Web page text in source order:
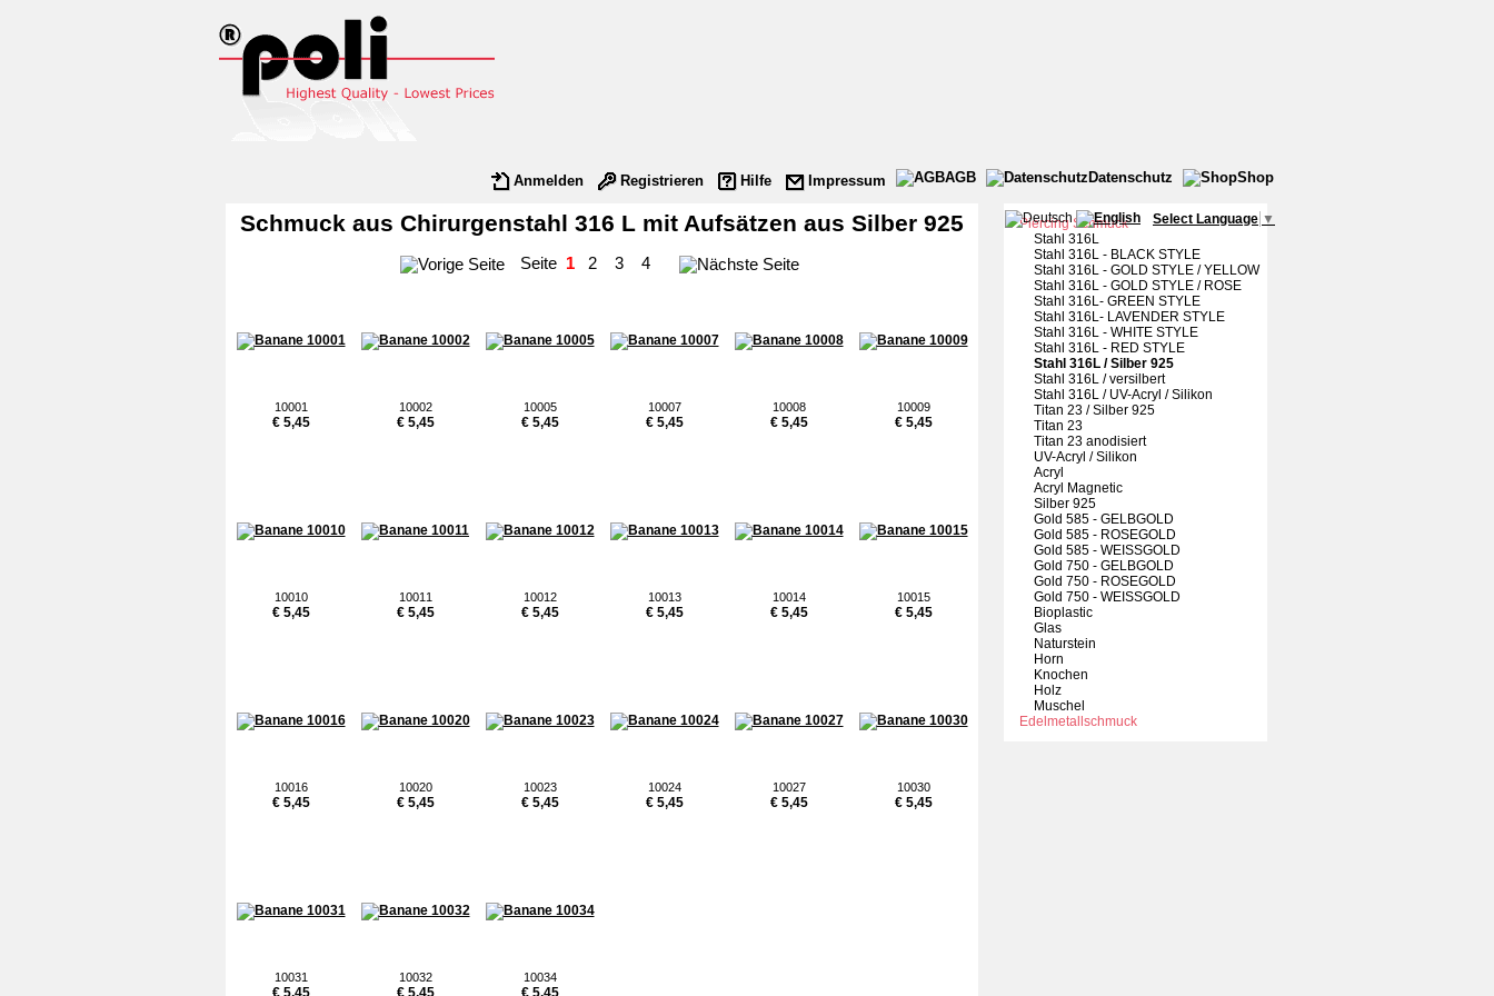
Anmelden Registrieren Hilfe Impressum AGB Datenschutz Shop
Select Language ▼
Schmuck aus Chirurgenstahl 316 L mit Aufsätzen aus Silber 925
Seite 1 2 3 4
10001
€ 5,45
10002
€ 5,45
10005
€ 5,45
10007
€ 5,45
10008
€ 5,45
10009
€ 5,45
10010
€ 5,45
10011
€ 5,45
10012
€ 5,45
10013
€ 5,45
10014
€ 5,45
10015
€ 5,45
10016
€ 5,45
10020
€ 5,45
10023
€ 5,45
10024
€ 5,45
10027
€ 5,45
10030
€ 5,45
10031
€ 5,45
10032
€ 5,45
10034
€ 5,45
Piercing Schmuck
Stahl 316L
Stahl 316L - BLACK STYLE
Stahl 316L - GOLD STYLE / YELLOW
Stahl 316L - GOLD STYLE / ROSE
Stahl 316L- GREEN STYLE
Stahl 316L- LAVENDER STYLE
Stahl 316L - WHITE STYLE
Stahl 316L - RED STYLE
Stahl 316L / Silber 925
Stahl 316L / versilbert
Stahl 316L / UV-Acryl / Silikon
Titan 23 / Silber 925
Titan 23
Titan 23 anodisiert
UV-Acryl / Silikon
Acryl
Acryl Magnetic
Silber 925
Gold 585 - GELBGOLD
Gold 585 - ROSEGOLD
Gold 585 - WEISSGOLD
Gold 750 - GELBGOLD
Gold 750 - ROSEGOLD
Gold 750 - WEISSGOLD
Bioplastic
Glas
Naturstein
Horn
Knochen
Holz
Muschel
Edelmetallschmuck